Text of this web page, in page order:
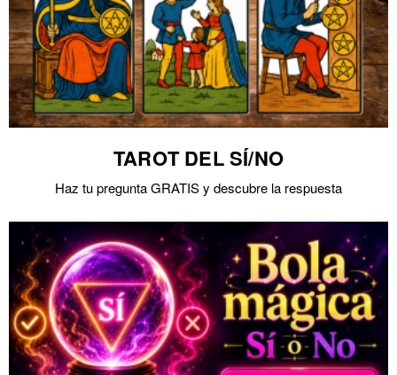
TAROT DEL SÍ/NO
Haz tu pregunta GRATIS y descubre la respuesta